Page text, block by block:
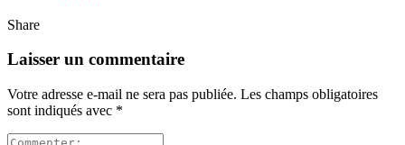
Share
Laisser un commentaire
Votre adresse e-mail ne sera pas publiée. Les champs obligatoires
sont indiqués avec *